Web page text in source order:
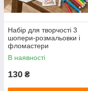
Набір для творчості 3
шопери-розмальовки і
фломастери
В наявності
130 ₴